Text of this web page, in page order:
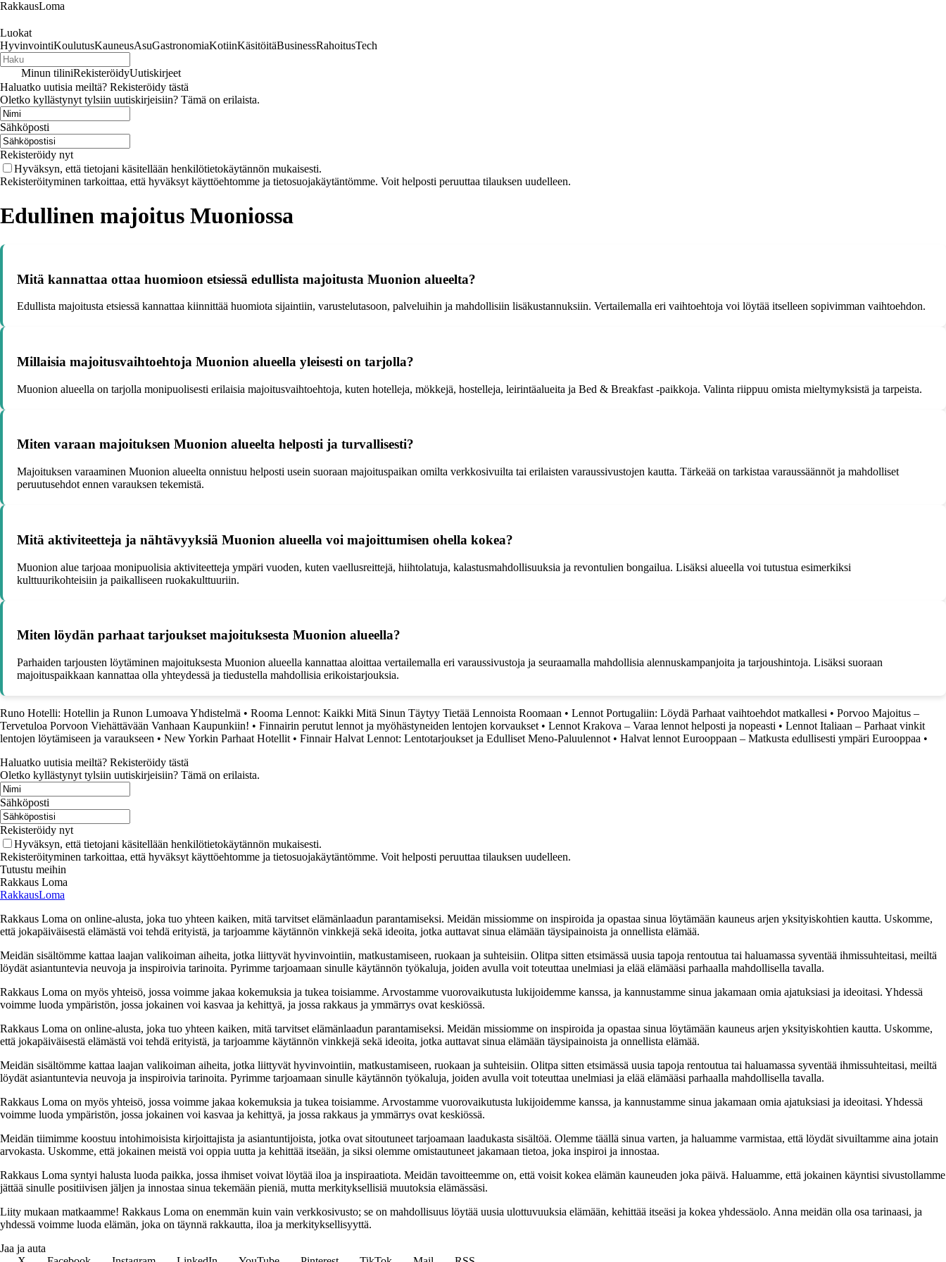
RakkausLoma
Luokat
HyvinvointiKoulutusKauneusAsuGastronomiaKotiinKäsitöitäBusinessRahoitusTech
Minun tiliniRekisteröidyUutiskirjeet
Haluatko uutisia meiltä? Rekisteröidy tästä
Oletko kyllästynyt tylsiin uutiskirjeisiin? Tämä on erilaista.
Sähköposti
Rekisteröidy nyt
Hyväksyn, että tietojani käsitellään henkilötietokäytännön mukaisesti.
Rekisteröityminen tarkoittaa, että hyväksyt käyttöehtomme ja tietosuojakäytäntömme. Voit helposti peruuttaa tilauksen uudelleen.
Edullinen majoitus Muoniossa
Mitä kannattaa ottaa huomioon etsiessä edullista majoitusta Muonion alueelta?
Edullista majoitusta etsiessä kannattaa kiinnittää huomiota sijaintiin, varustelutasoon, palveluihin ja mahdollisiin lisäkustannuksiin. Vertailemalla eri vaihtoehtoja voi löytää itselleen sopivimman vaihtoehdon.
Millaisia majoitusvaihtoehtoja Muonion alueella yleisesti on tarjolla?
Muonion alueella on tarjolla monipuolisesti erilaisia majoitusvaihtoehtoja, kuten hotelleja, mökkejä, hostelleja, leirintäalueita ja Bed & Breakfast -paikkoja. Valinta riippuu omista mieltymyksistä ja tarpeista.
Miten varaan majoituksen Muonion alueelta helposti ja turvallisesti?
Majoituksen varaaminen Muonion alueelta onnistuu helposti usein suoraan majoituspaikan omilta verkkosivuilta tai erilaisten varaussivustojen kautta. Tärkeää on tarkistaa varaussäännöt ja mahdolliset
peruutusehdot ennen varauksen tekemistä.
Mitä aktiviteetteja ja nähtävyyksiä Muonion alueella voi majoittumisen ohella kokea?
Muonion alue tarjoaa monipuolisia aktiviteetteja ympäri vuoden, kuten vaellusreittejä, hiihtolatuja, kalastusmahdollisuuksia ja revontulien bongailua. Lisäksi alueella voi tutustua esimerkiksi
kulttuurikohteisiin ja paikalliseen ruokakulttuuriin.
Miten löydän parhaat tarjoukset majoituksesta Muonion alueella?
Parhaiden tarjousten löytäminen majoituksesta Muonion alueella kannattaa aloittaa vertailemalla eri varaussivustoja ja seuraamalla mahdollisia alennuskampanjoita ja tarjoushintoja. Lisäksi suoraan
majoituspaikkaan kannattaa olla yhteydessä ja tiedustella mahdollisia erikoistarjouksia.
Runo Hotelli: Hotellin ja Runon Lumoava Yhdistelmä • Rooma Lennot: Kaikki Mitä Sinun Täytyy Tietää Lennoista Roomaan • Lennot Portugaliin: Löydä Parhaat vaihtoehdot matkallesi • Porvoo Majoitus –
Tervetuloa Porvoon Viehättävään Vanhaan Kaupunkiin! • Finnairin perutut lennot ja myöhästyneiden lentojen korvaukset • Lennot Krakova – Varaa lennot helposti ja nopeasti • Lennot Italiaan – Parhaat vinkit
lentojen löytämiseen ja varaukseen • New Yorkin Parhaat Hotellit • Finnair Halvat Lennot: Lentotarjoukset ja Edulliset Meno-Paluulennot • Halvat lennot Eurooppaan – Matkusta edullisesti ympäri Eurooppaa •
Haluatko uutisia meiltä? Rekisteröidy tästä
Oletko kyllästynyt tylsiin uutiskirjeisiin? Tämä on erilaista.
Sähköposti
Rekisteröidy nyt
Hyväksyn, että tietojani käsitellään henkilötietokäytännön mukaisesti.
Rekisteröityminen tarkoittaa, että hyväksyt käyttöehtomme ja tietosuojakäytäntömme. Voit helposti peruuttaa tilauksen uudelleen.
Tutustu meihin
Rakkaus Loma
RakkausLoma
Rakkaus Loma on online-alusta, joka tuo yhteen kaiken, mitä tarvitset elämänlaadun parantamiseksi. Meidän missiomme on inspiroida ja opastaa sinua löytämään kauneus arjen yksityiskohtien kautta. Uskomme,
että jokapäiväisestä elämästä voi tehdä erityistä, ja tarjoamme käytännön vinkkejä sekä ideoita, jotka auttavat sinua elämään täysipainoista ja onnellista elämää.
Meidän sisältömme kattaa laajan valikoiman aiheita, jotka liittyvät hyvinvointiin, matkustamiseen, ruokaan ja suhteisiin. Olitpa sitten etsimässä uusia tapoja rentoutua tai haluamassa syventää ihmissuhteitasi, meiltä
löydät asiantuntevia neuvoja ja inspiroivia tarinoita. Pyrimme tarjoamaan sinulle käytännön työkaluja, joiden avulla voit toteuttaa unelmiasi ja elää elämääsi parhaalla mahdollisella tavalla.
Rakkaus Loma on myös yhteisö, jossa voimme jakaa kokemuksia ja tukea toisiamme. Arvostamme vuorovaikutusta lukijoidemme kanssa, ja kannustamme sinua jakamaan omia ajatuksiasi ja ideoitasi. Yhdessä
voimme luoda ympäristön, jossa jokainen voi kasvaa ja kehittyä, ja jossa rakkaus ja ymmärrys ovat keskiössä.
Rakkaus Loma on online-alusta, joka tuo yhteen kaiken, mitä tarvitset elämänlaadun parantamiseksi. Meidän missiomme on inspiroida ja opastaa sinua löytämään kauneus arjen yksityiskohtien kautta. Uskomme,
että jokapäiväisestä elämästä voi tehdä erityistä, ja tarjoamme käytännön vinkkejä sekä ideoita, jotka auttavat sinua elämään täysipainoista ja onnellista elämää.
Meidän sisältömme kattaa laajan valikoiman aiheita, jotka liittyvät hyvinvointiin, matkustamiseen, ruokaan ja suhteisiin. Olitpa sitten etsimässä uusia tapoja rentoutua tai haluamassa syventää ihmissuhteitasi, meiltä
löydät asiantuntevia neuvoja ja inspiroivia tarinoita. Pyrimme tarjoamaan sinulle käytännön työkaluja, joiden avulla voit toteuttaa unelmiasi ja elää elämääsi parhaalla mahdollisella tavalla.
Rakkaus Loma on myös yhteisö, jossa voimme jakaa kokemuksia ja tukea toisiamme. Arvostamme vuorovaikutusta lukijoidemme kanssa, ja kannustamme sinua jakamaan omia ajatuksiasi ja ideoitasi. Yhdessä
voimme luoda ympäristön, jossa jokainen voi kasvaa ja kehittyä, ja jossa rakkaus ja ymmärrys ovat keskiössä.
Meidän tiimimme koostuu intohimoisista kirjoittajista ja asiantuntijoista, jotka ovat sitoutuneet tarjoamaan laadukasta sisältöä. Olemme täällä sinua varten, ja haluamme varmistaa, että löydät sivuiltamme aina jotain
arvokasta. Uskomme, että jokainen meistä voi oppia uutta ja kehittää itseään, ja siksi olemme omistautuneet jakamaan tietoa, joka inspiroi ja innostaa.
Rakkaus Loma syntyi halusta luoda paikka, jossa ihmiset voivat löytää iloa ja inspiraatiota. Meidän tavoitteemme on, että voisit kokea elämän kauneuden joka päivä. Haluamme, että jokainen käyntisi sivustollamme
jättää sinulle positiivisen jäljen ja innostaa sinua tekemään pieniä, mutta merkityksellisiä muutoksia elämässäsi.
Liity mukaan matkaamme! Rakkaus Loma on enemmän kuin vain verkkosivusto; se on mahdollisuus löytää uusia ulottuvuuksia elämään, kehittää itseäsi ja kokea yhdessäolo. Anna meidän olla osa tarinaasi, ja
yhdessä voimme luoda elämän, joka on täynnä rakkautta, iloa ja merkityksellisyyttä.
Jaa ja auta